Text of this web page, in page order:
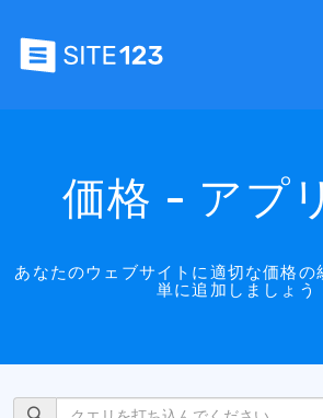
価格 - アプ
あなたのウェブサイトに適切な価格の
単に追加しましょう